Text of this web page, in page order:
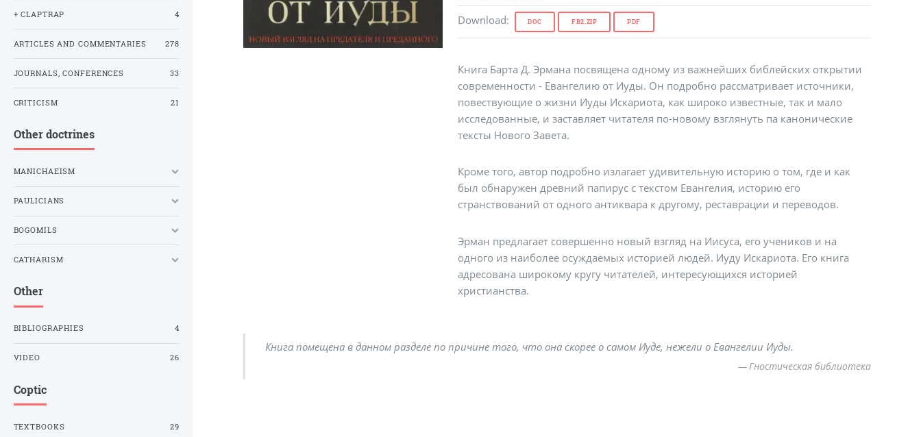
Download: DOC FB2.ZIP PDF
Книга Барта Д. Эрмана посвящена одному из важнейших библейских открытии
современности - Евангелию от Иуды. Он подробно рассматривает источники,
повествующие о жизни Иуды Искариота, как широко известные, так и мало
исследованные, и заставляет читателя по-новому взглянуть па канонические
тексты Нового Завета.
Кроме того, автор подробно излагает удивительную историю о том, где и как
был обнаружен древний папирус с текстом Евангелия, историю его
странствований от одного антиквара к другому, реставрации и переводов.
Эрман предлагает совершенно новый взгляд на Иисуса, его учеников и на
одного из наиболее осуждаемых историей людей. Иуду Искариота. Его книга
адресована широкому кругу читателей, интересующихся историей
христианства.
Книга помещена в данном разделе по причине того, что она скорее о самом Иуде, нежели о Евангелии Иуды.
Гностическая библиотека
+ CLAPTRAP 4
ARTICLES AND COMMENTARIES 278
JOURNALS, CONFERENCES 33
CRITICISM 21
Other doctrines
MANICHAEISM
PAULICIANS
BOGOMILS
CATHARISM
Other
BIBLIOGRAPHIES 4
VIDEO 26
Coptic
TEXTBOOKS 29